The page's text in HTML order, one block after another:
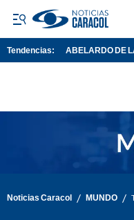
Tendencias: ABELARDO DE
Noticias Caracol / MUNDO /